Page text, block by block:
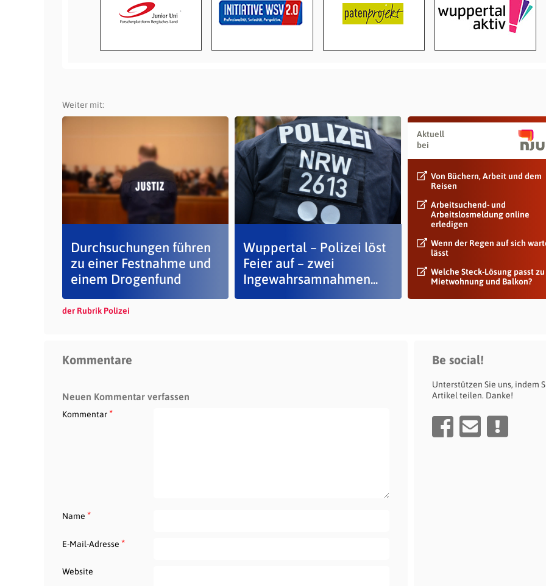
Weiter mit:
Durchsuchungen führen
zu einer Festnahme und
einem Drogenfund
Wuppertal – Polizei löst
Feier auf – zwei
Ingewahrsamnahmen...
Aktuell
bei
Von Büchern, Arbeit und dem
Reisen
Arbeitsuchend- und
Arbeitslosmeldung online
erledigen
Wenn der Regen auf sich
lässt
Welche Steck-Lösung passt zu
Mietwohnung und Balkon?
der Rubrik Polizei
Kommentare
Neuen Kommentar verfassen
Kommentar*
Name *
E-Mail-Adresse *
Website
Be social!
Unterstützen Sie uns, indem
Artikel teilen. Danke!